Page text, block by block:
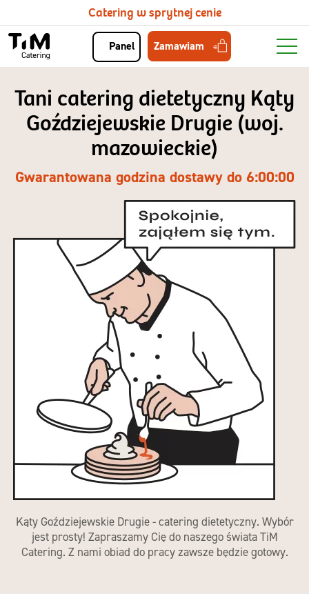
Catering w sprytnej cenie
Panel Zamawiam
Tani catering dietetyczny Kąty
Goździejewskie Drugie (woj.
mazowieckie)
Gwarantowana godzina dostawy do 6:00:00
Kąty Goździejewskie Drugie - catering dietetyczny. Wybór
jest prosty! Zapraszamy Cię do naszego świata TiM
Catering. Z nami obiad do pracy zawsze będzie gotowy.